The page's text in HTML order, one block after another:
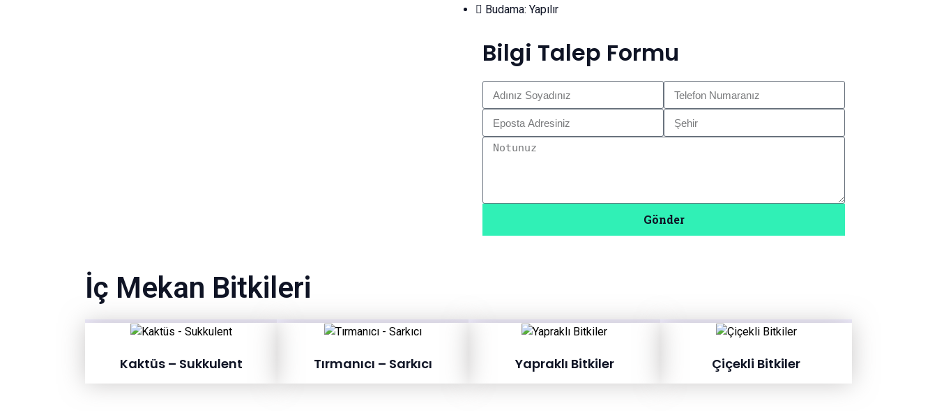
Budama: Yapılır
Bilgi Talep Formu
Gönder
İç Mekan Bitkileri
Kaktüs – Sukkulent Tırmanıcı – Sarkıcı Yapraklı Bitkiler Çiçekli Bitkiler